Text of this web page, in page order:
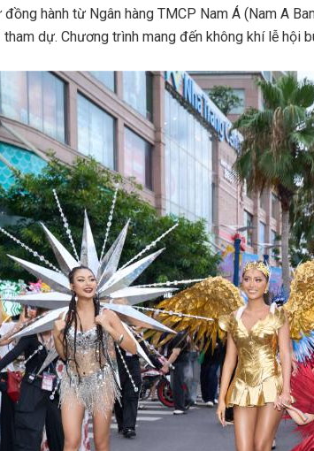
hành từ Ngân hàng TMCP Nam Á (Nam A
dự. Chương trình mang đến không khí lễ hội